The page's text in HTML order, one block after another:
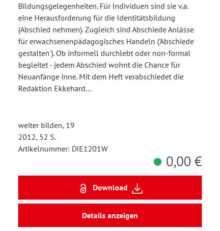
Bildungsgelegenheiten. Für Individuen sind sie v.a.
eine Herausforderung für die Identitätsbildung
(Abschied nehmen). Zugleich sind Abschiede Anlässe
für erwachsenenpädagogisches Handeln ('Abschiede
gestalten'). Ob informell durchlebt oder non-formal
begleitet - jedem Abschied wohnt die Chance für
Neuanfänge inne. Mit dem Heft verabschiedet die
Redaktion Ekkehard…
weiter bilden, 19
2012, 52 S.
Artikelnummer: DIE1201W
0,00 €
Download
Details anzeigen